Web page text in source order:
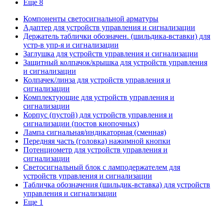
Еще 8
Компоненты светосигнальной арматуры
Адаптер для устройств управления и сигнализации
Держатель таблички обозначен. (шильдика-вставки) для
устр-в упр-я и сигнализации
Заглушка для устройств управления и сигнализации
Защитный колпачок/крышка для устройств управления
и сигнализации
Колпачек/линза для устройств управления и
сигнализации
Комплектующие для устройств управления и
сигнализации
Корпус (пустой) для устройств управления и
сигнализации (постов кнопочных)
Лампа сигнальная/индикаторная (сменная)
Передняя часть (головка) нажимной кнопки
Потенциометр для устройств управления и
сигнализации
Светосигнальный блок с ламподержателем для
устройств управления и сигнализации
Табличка обозначения (шильдик-вставка) для устройств
управления и сигнализации
Еще 1